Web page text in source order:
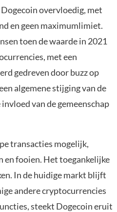
overvloedig, met
en geen maximumlimiet.
toen de waarde in 2021
met een
gedreven door buzz op
algemene stijging van de
van de gemeenschap
transacties mogelijk,
fooien. Het toegankelijke
In de huidige markt blijft
andere cryptocurrencies
steekt Dogecoin eruit